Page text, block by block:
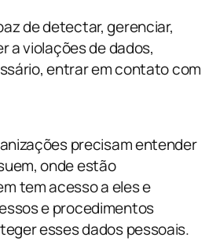
de detectar, gerenciar,
a violações de dados,
entrar em contato com
precisam entender
onde estão
tem acesso a eles e
e procedimentos
esses dados pessoais.